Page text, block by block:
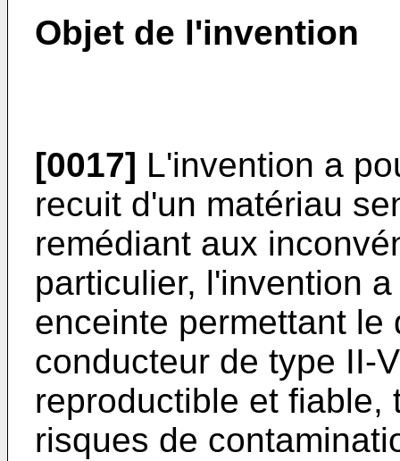
Objet de l'invention
[0017] L'invention a
recuit d'un matériau
remédiant aux
particulier, l'invention
enceinte permettant le
conducteur de type II-
reproductible et fiable,
risques de